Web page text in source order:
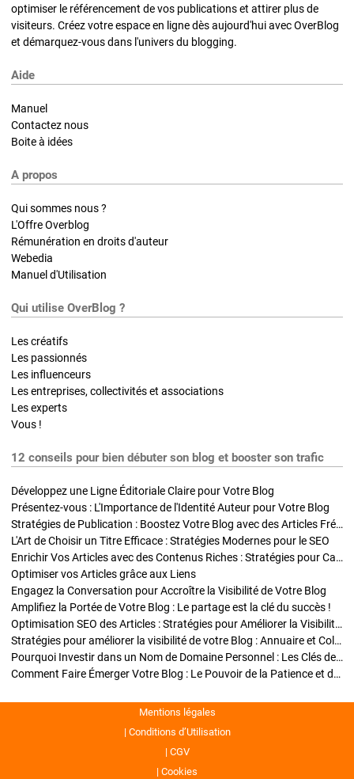
optimiser le référencement de vos publications et attirer plus de
visiteurs. Créez votre espace en ligne dès aujourd'hui avec OverBlog
et démarquez-vous dans l'univers du blogging.
Aide
Manuel
Contactez nous
Boite à idées
A propos
Qui sommes nous ?
L'Offre Overblog
Rémunération en droits d'auteur
Webedia
Manuel d'Utilisation
Qui utilise OverBlog ?
Les créatifs
Les passionnés
Les influenceurs
Les entreprises, collectivités et associations
Les experts
Vous !
12 conseils pour bien débuter son blog et booster son trafic
Développez une Ligne Éditoriale Claire pour Votre Blog
Présentez-vous : L'Importance de l'Identité Auteur pour Votre Blog
Stratégies de Publication : Boostez Votre Blog avec des Articles Fréquents et Exclusifs
L'Art de Choisir un Titre Efficace : Stratégies Modernes pour le SEO
Enrichir Vos Articles avec des Contenus Riches : Stratégies pour Captiver et Optimiser
Optimiser vos Articles grâce aux Liens
Engagez la Conversation pour Accroître la Visibilité de Votre Blog
Amplifiez la Portée de Votre Blog : Le partage est la clé du succès !
Optimisation SEO des Articles : Stratégies pour Améliorer la Visibilité de Votre Blog
Stratégies pour améliorer la visibilité de votre Blog : Annuaire et Collaborations
Pourquoi Investir dans un Nom de Domaine Personnel : Les Clés de la Réussite de Votre Blog
Comment Faire Émerger Votre Blog : Le Pouvoir de la Patience et de la Persévérance
Mentions légales
Conditions d’Utilisation
CGV
Cookies